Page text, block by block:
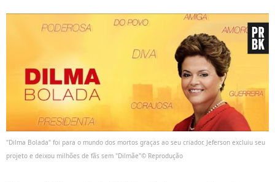
"Dilma Bolada" foi para o mundo dos mortos graças ao seu criador. Jeferson excluiu seu
projeto e deixou milhões de fãs sem "Dilmãe"© Reprodução